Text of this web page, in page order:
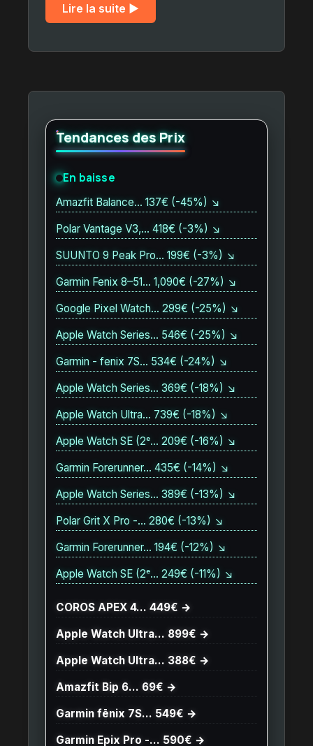
Lire la suite ▶︎
Tendances des Prix
En baisse
Amazfit Balance… 137€ (-45%) ↘
Polar Vantage V3,… 418€ (-3%) ↘
SUUNTO 9 Peak Pro… 199€ (-3%) ↘
Garmin Fenix 8–51… 1,090€ (-27%) ↘
Google Pixel Watch… 299€ (-25%) ↘
Apple Watch Series… 546€ (-25%) ↘
Garmin - fenix 7S… 534€ (-24%) ↘
Apple Watch Series… 369€ (-18%) ↘
Apple Watch Ultra… 739€ (-18%) ↘
Apple Watch SE (2ᵉ… 209€ (-16%) ↘
Garmin Forerunner… 435€ (-14%) ↘
Apple Watch Series… 389€ (-13%) ↘
Polar Grit X Pro -… 280€ (-13%) ↘
Garmin Forerunner… 194€ (-12%) ↘
Apple Watch SE (2ᵉ… 249€ (-11%) ↘
COROS APEX 4… 449€ →
Apple Watch Ultra… 899€ →
Apple Watch Ultra… 388€ →
Amazfit Bip 6… 69€ →
Garmin fēnix 7S… 549€ →
Garmin Epix Pro -… 590€ →